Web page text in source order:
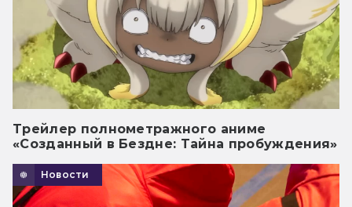
Трейлер полнометражного аниме
«Созданный в Бездне: Тайна пробуждения»
Новости